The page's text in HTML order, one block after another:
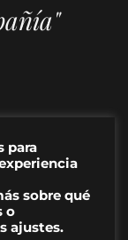
para
sobre qué
o
ajustes.